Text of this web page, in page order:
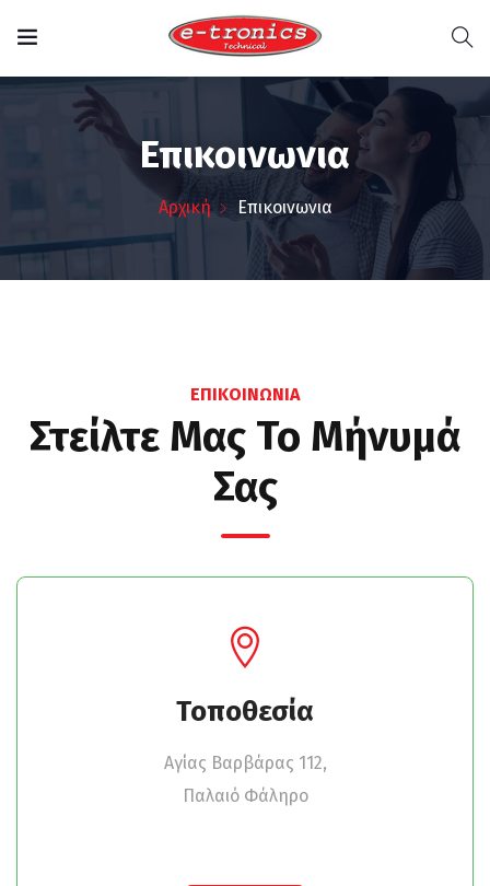
Επικοινωνια
Αρχική Επικοινωνια
ΕΠΙΚΟΙΝΩΝΙΑ
Στείλτε Μας Το Μήνυμά
Σας
Τοποθεσία
Αγίας Βαρβάρας 112,
Παλαιό Φάληρο